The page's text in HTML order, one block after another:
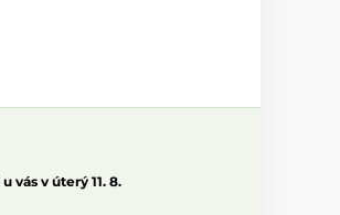
u vás v úterý 11. 8.